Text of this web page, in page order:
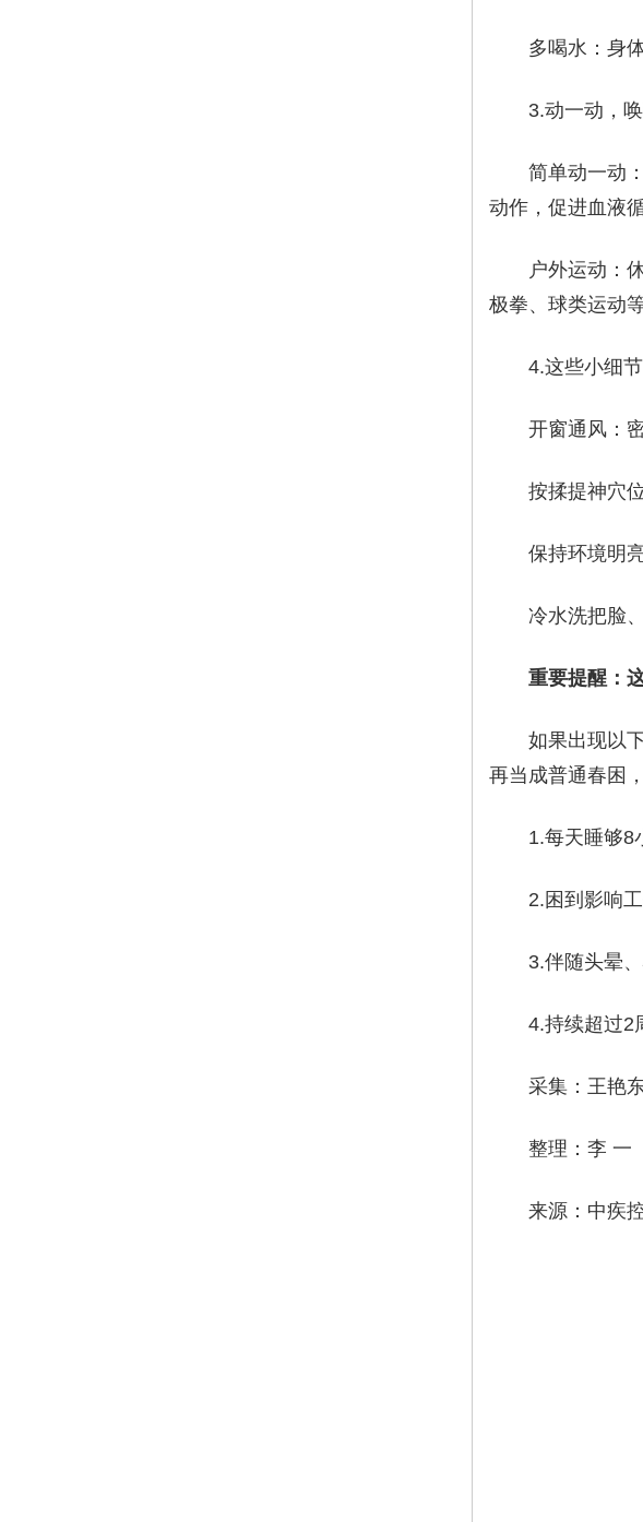
多喝水：身
3.动一动，
简单动一动
动作，促进血液
户外运动：
极拳、球类运动
4.这些小细
开窗通风：
按揉提神穴
保持环境明
冷水洗把脸
重要提醒：
如果出现以
再当成普通春困
1.每天睡够8
2.困到影响
3.伴随头晕
4.持续超过2
采集：王艳
整理：李 一
来源：中疾